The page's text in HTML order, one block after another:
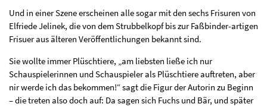
Und in einer Szene erscheinen alle sogar mit den sechs Frisuren von
Elfriede Jelinek, die von dem Strubbelkopf bis zur Faßbinder-artigen
Frisuer aus älteren Veröffentlichungen bekannt sind.
Sie wollte immer Plüschtiere, „am liebsten ließe ich nur
Schauspielerinnen und Schauspieler als Plüschtiere auftreten, aber
nir werde ich das bekommen!“ sagt die Figur der Autorin zu Beginn
– die treten also doch auf: Da sagen sich Fuchs und Bär, und später